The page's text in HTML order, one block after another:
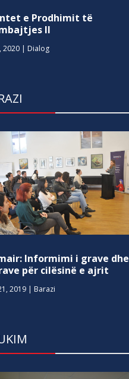
e Prodhimit të
II
2020 | Dialog
Informimi i grave dhe
për cilësinë e ajrit
2019 | Barazi